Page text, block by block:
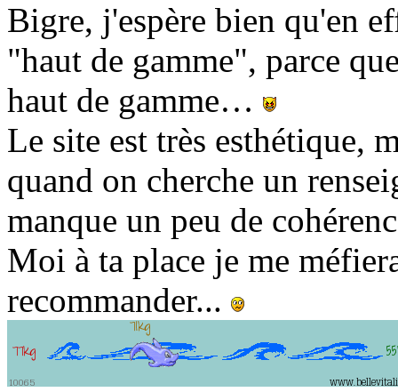
Bigre, j'espère bien qu'en
"haut de gamme", parce
haut de gamme…
Le site est très esthétique,
quand on cherche un
manque un peu de
Moi à ta place je me
recommander...